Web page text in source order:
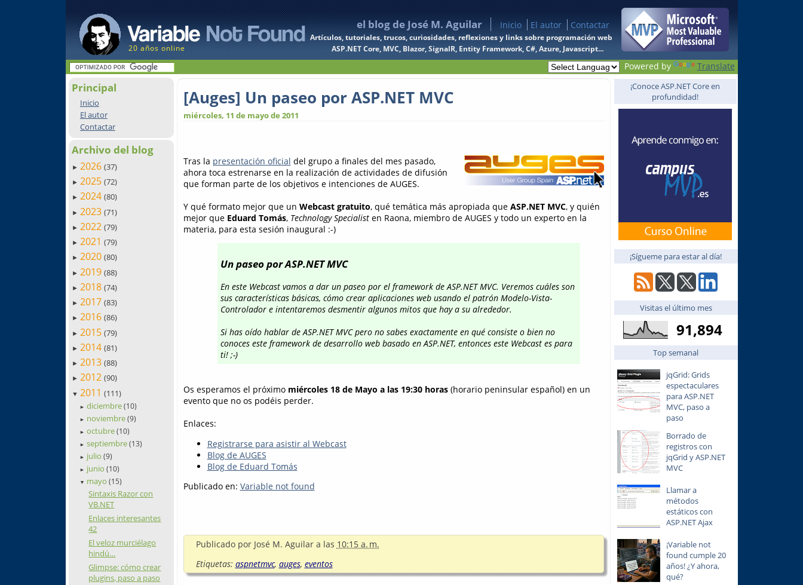
20 años online
el blog de José M. Aguilar Inicio El autor Contactar
Artículos, tutoriales, trucos, curiosidades, reflexiones y links sobre programación web
ASP.NET Core, MVC, Blazor, SignalR, Entity Framework, C#, Azure, Javascript...
Powered by Translate
Principal
Inicio
El autor
Contactar
Archivo del blog
► 2026 (37)
► 2025 (72)
► 2024 (80)
► 2023 (71)
► 2022 (79)
► 2021 (79)
► 2020 (80)
► 2019 (88)
► 2018 (74)
► 2017 (83)
► 2016 (86)
► 2015 (79)
► 2014 (81)
► 2013 (88)
► 2012 (90)
▼ 2011 (111)
► diciembre(10)
► noviembre(9)
► octubre(10)
► septiembre(13)
► julio(9)
► junio(10)
▼ mayo(15)
Sintaxis Razor con
VB.NET
Enlaces interesantes
42
El veloz murciélago
hindú…
Glimpse: cómo crear
plugins, paso a paso
[Auges] Un paseo por ASP.NET MVC
miércoles, 11 de mayo de 2011
Tras la presentación oficial del grupo a finales del mes pasado,
ahora toca estrenarse en la realización de actividades de difusión
que forman parte de los objetivos e intenciones de AUGES.
Y qué formato mejor que un Webcast gratuito, qué temática más apropiada que ASP.NET MVC, y quién
mejor que Eduard Tomás, Technology Specialisten Raona, miembro de AUGES y todo un experto en la
materia, para esta sesión inaugural :-)
Un paseo por ASP.NET MVC
En este Webcast vamos a dar un paseo por el framework de ASP.NET MVC. Veremos cuáles son
sus características básicas, cómo crear aplicaciones web usando el patrón Modelo-Vista-
Controlador e intentaremos desmentir algunos mitos que hay a su alrededor.
Si has oído hablar de ASP.NET MVC pero no sabes exactamente en qué consiste o bien no
conoces este framework de desarrollo web basado en ASP.NET, entonces este Webcast es para
ti! ;-)
Os esperamos el próximo miércoles 18 de Mayo a las 19:30 horas(horario peninsular español) en un
evento que no os podéis perder.
Enlaces:
Registrarse para asistir al Webcast
Blog de AUGES
Blog de Eduard Tomás
Publicado en: Variable not found
Publicado por José M. Aguilar a las 10:15 a. m.
Etiquetas: aspnetmvc, auges, eventos
¡Conoce ASP.NET Core en
profundidad!
¡Sígueme para estar al día!
Visitas el último mes
91,894
Top semanal
jqGrid: Grids
espectaculares
para ASP.NET
MVC, paso a
paso
Borrado de
registros con
jqGrid y ASP.NET
MVC
Llamar a
métodos
estáticos con
ASP.NET Ajax
¡Variable not
found cumple 20
años! ¿Y ahora,
qué?